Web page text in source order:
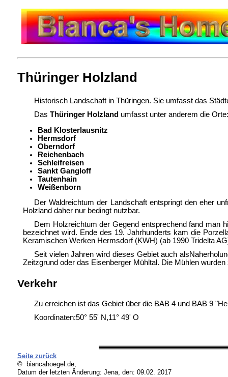
Thüringer Holzland
Historisch Landschaft in Thüringen. Sie umfasst das
Das Thüringer Holzland umfasst unter anderem die Orte:
Bad Klosterlausnitz
Hermsdorf
Oberndorf
Reichenbach
Schleifreisen
Sankt Gangloff
Tautenhain
Weißenborn
Der Waldreichtum der Landschaft entspringt den eher
Holzland daher nur bedingt nutzbar.
Dem Holzreichtum der Gegend entsprechend fand man
bezeichnet wird. Ende des 19. Jahrhunderts kam die
Keramischen Werken Hermsdorf (KWH) (ab 1990 Tridelta
Seit vielen Jahren wird dieses Gebiet auch
Zeitzgrund oder das Eisenberger Mühltal. Die Mühlen
Verkehr
Zu erreichen ist das Gebiet über die BAB 4 und BAB 9
Koordinaten:50° 55' N,11° 49' O
Seite zurück
© biancahoegel.de;
Datum der letzten Änderung: Jena, den: 09.02. 2017